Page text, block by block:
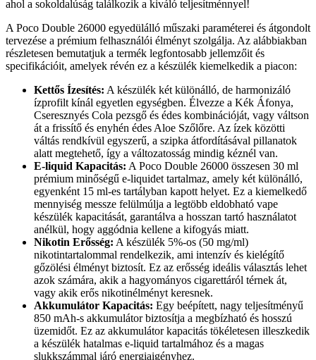
ahol a sokoldalúság találkozik a kiváló teljesítménnyel!
A Poco Double 26000 egyedülálló műszaki paraméterei és átgondolt
tervezése a prémium felhasználói élményt szolgálja. Az alábbiakban
részletesen bemutatjuk a termék legfontosabb jellemzőit és
specifikációit, amelyek révén ez a készülék kiemelkedik a piacon:
Kettős Ízesítés: A készülék két különálló, de harmonizáló
ízprofilt kínál egyetlen egységben. Élvezze a Kék Áfonya,
Cseresznyés Cola pezsgő és édes kombinációját, vagy váltson
át a frissítő és enyhén édes Aloe Szőlőre. Az ízek közötti
váltás rendkívül egyszerű, a szipka átfordításával pillanatok
alatt megtehető, így a változatosság mindig kéznél van.
E-liquid Kapacitás: A Poco Double 26000 összesen 30 ml
prémium minőségű e-liquidet tartalmaz, amely két különálló,
egyenként 15 ml-es tartályban kapott helyet. Ez a kiemelkedő
mennyiség messze felülmúlja a legtöbb eldobható vape
készülék kapacitását, garantálva a hosszan tartó használatot
anélkül, hogy aggódnia kellene a kifogyás miatt.
Nikotin Erősség: A készülék 5%-os (50 mg/ml)
nikotintartalommal rendelkezik, ami intenzív és kielégítő
gőzölési élményt biztosít. Ez az erősség ideális választás lehet
azok számára, akik a hagyományos cigarettáról térnek át,
vagy akik erős nikotinélményt keresnek.
Akkumulátor Kapacitás: Egy beépített, nagy teljesítményű
850 mAh-s akkumulátor biztosítja a megbízható és hosszú
üzemidőt. Ez az akkumulátor kapacitás tökéletesen illeszkedik
a készülék hatalmas e-liquid tartalmához és a magas
slukkszámmal járó energiaigényhez.